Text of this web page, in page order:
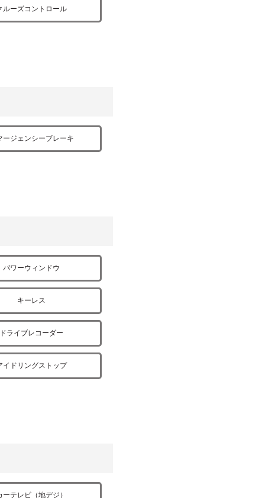
ルーズコントロール
ージェンシーブレーキ
パワーウィンドウ
キーレス
ドライブレコーダー
イドリングストップ
ーテレビ（地デジ）